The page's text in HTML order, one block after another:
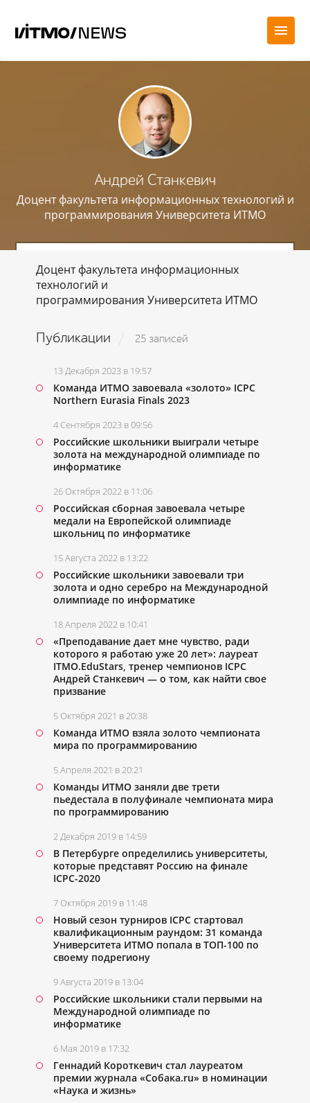
Андрей Станкевич
Доцент факультета информационных технологий и
программирования Университета ИТМО
Доцент факультета информационных
технологий и
программирования Университета ИТМО
Публикации 25 записей
13 Декабря 2023 в 19:57
Команда ИТМО завоевала «золото» ICPC
Northern Eurasia Finals 2023
4 Сентября 2023 в 09:56
Российские школьники выиграли четыре
золота на международной олимпиаде по
информатике
26 Октября 2022 в 11:06
Российская сборная завоевала четыре
медали на Европейской олимпиаде
школьниц по информатике
15 Августа 2022 в 13:22
Российские школьники завоевали три
золота и одно серебро на Международной
олимпиаде по информатике
18 Апреля 2022 в 10:41
«Преподавание дает мне чувство, ради
которого я работаю уже 20 лет»: лауреат
ITMO.EduStars, тренер чемпионов ICPC
Андрей Станкевич ― о том, как найти свое
призвание
5 Октября 2021 в 20:38
Команда ИТМО взяла золото чемпионата
мира по программированию
5 Апреля 2021 в 20:21
Команды ИТМО заняли две трети
пьедестала в полуфинале чемпионата мира
по программированию
2 Декабря 2019 в 14:59
В Петербурге определились университеты,
которые представят Россию на финале
ICPC-2020
7 Октября 2019 в 11:48
Новый сезон турниров ICPC стартовал
квалификационным раундом: 31 команда
Университета ИТМО попала в ТОП-100 по
своему подрегиону
9 Августа 2019 в 13:04
Российские школьники стали первыми на
Международной олимпиаде по
информатике
6 Мая 2019 в 17:32
Геннадий Короткевич стал лауреатом
премии журнала «Собака.ru» в номинации
«Наука и жизнь»